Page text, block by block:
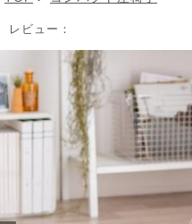
レビュー：